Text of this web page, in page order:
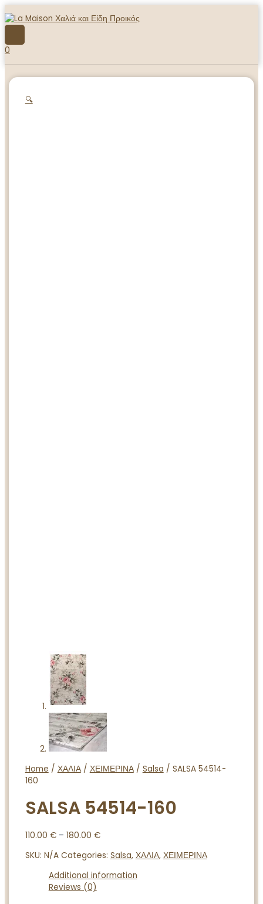
στο
ΜΕΝΟΎ
0
🔍
Home / ΧΑΛΙΑ/ ΧΕΙΜΕΡΙΝΑ/ Salsa / SALSA 54514-
160
SALSA 54514-160
110.00 €– 180.00 €
SKU: N/A Categories: Salsa, ΧΑΛΙΑ, ΧΕΙΜΕΡΙΝΑ
Additional information
Reviews (0)